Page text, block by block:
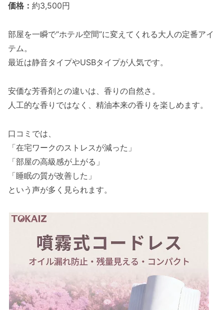
価格： 約3,500円
部屋を一瞬で“ホテル空間”に変えてくれる大人の定番アイ
テム。
最近は静音タイプやUSBタイプが人気です。
安価な芳香剤との違いは、香りの自然さ。
人工的な香りではなく、精油本来の香りを楽しめます。
口コミでは、
「在宅ワークのストレスが減った」
「部屋の高級感が上がる」
「睡眠の質が改善した」
という声が多く見られます。